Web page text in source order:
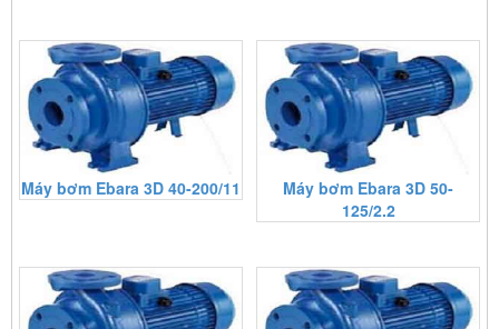
Máy bơm Ebara 3D 40-200/11
Máy bơm Ebara 3D 50-
125/2.2